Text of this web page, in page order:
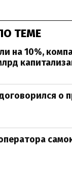
ТЕМЕ
на 10%,
о